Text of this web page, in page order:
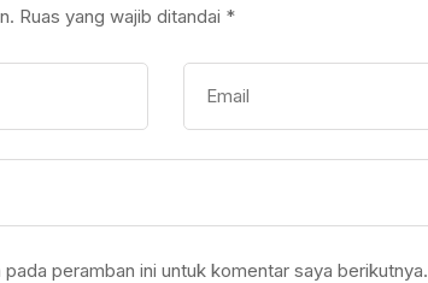
Ruas yang wajib ditandai *
peramban ini untuk komentar saya berikutnya.